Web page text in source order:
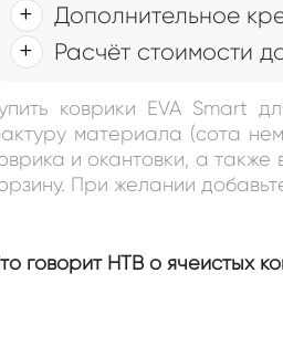
Дополнительное
Расчёт стоимости
коврики EVA Smart
материала (сота
и окантовки, а
При желании
говорит НТВ о ячеистых